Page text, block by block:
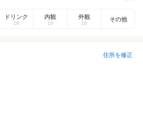
ドリンク
18
内観
16
外観
16
その他
住所を修正